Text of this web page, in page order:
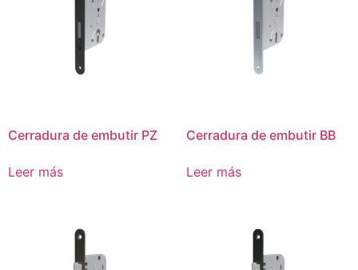
Cerradura de embutir PZ
Leer más
Cerradura de embutir BB
Leer más